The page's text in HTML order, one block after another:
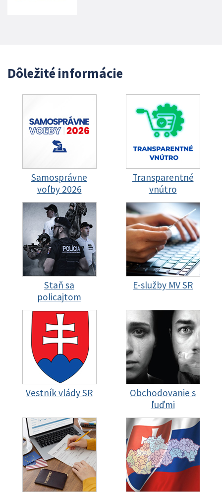
Dôležité informácie
Samosprávne
voľby 2026
Transparentné
vnútro
Staň sa
policajtom
E-služby MV SR
Vestník vlády SR
Obchodovanie s
ľuďmi